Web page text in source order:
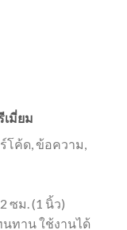
มี่ยม
โค้ด, ข้อความ,
ซม. (1 นิ้ว)
ทาน ใช้งานได้